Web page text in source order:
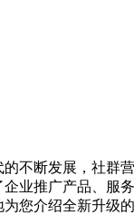
不断发展，社群
业推广产品、服
您介绍全新升级